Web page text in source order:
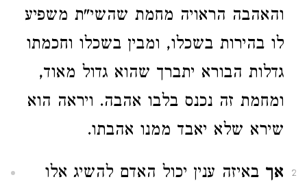
והאהבה הראויה מחמת שהשי"ת משפיע
לו בהירות בשכלו, ומבין בשכלו וחכמתו
גדלות הבורא יתברך שהוא גדול מאוד,
ומחמת זה נכנס בלבו אהבה. ויראה הוא
שירא שלא יאבד ממנו אהבתו.
2 אך באיזה ענין יכול האדם להשיג אלו